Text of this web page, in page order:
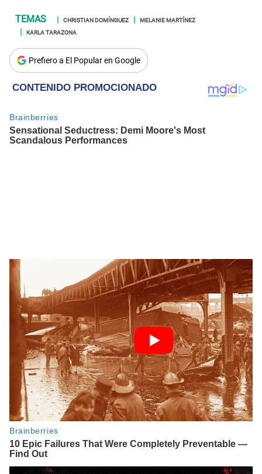
CHRISTIAN DOMÍNGUEZ
MELANIE MARTÍNEZ
KARLA TARAZONA
Prefiero a El Popular en Google